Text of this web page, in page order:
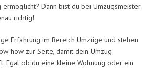
Dann bist du bei Umzugsmeister
richtig!
Erfahrung im Bereich Umzüge und stehen
how zur Seite, damit dein Umzug
Egal ob du eine kleine Wohnung oder ein